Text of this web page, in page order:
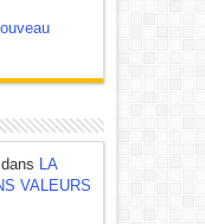
LA
VALEURS